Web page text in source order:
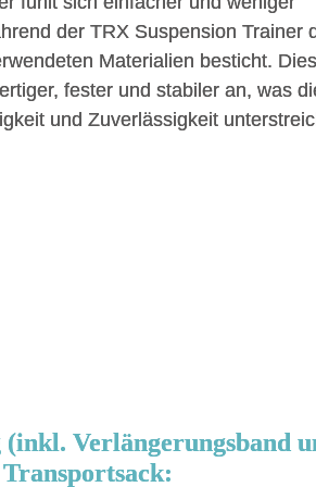
der TRX Suspension Trainer
Materialien besticht.
fester und stabiler an, was
und Zuverlässigkeit
Verlängerungsband